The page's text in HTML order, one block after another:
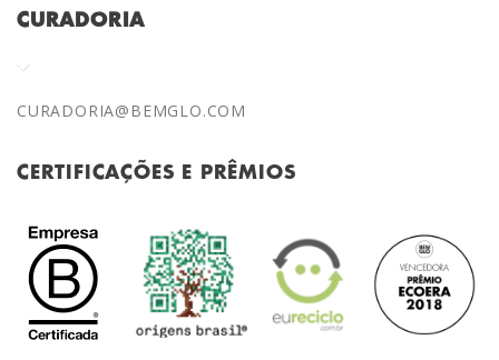
CURADORIA
CURADORIA@BEMGLO.COM
CERTIFICAÇÕES E PRÊMIOS